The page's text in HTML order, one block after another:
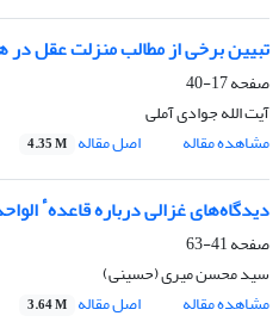
تبیین برخی از مطالب منزلت عقل
صفحه17-40
آیت الله جوادی آملی
مشاهده مقاله
اصل مقاله 4.35 M
دیدگاه‌های غزالی درباره قاعدهٴ
صفحه41-63
سید محسن میری (حسینی)
مشاهده مقاله
اصل مقاله 3.64 M